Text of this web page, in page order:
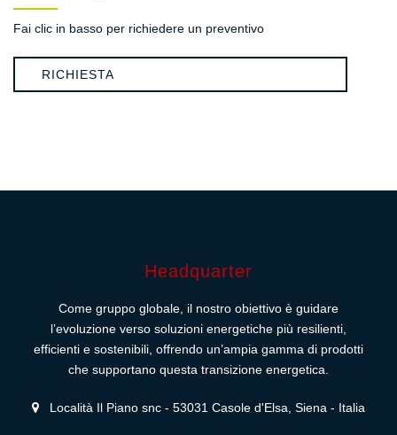
Fai clic in basso per richiedere un preventivo
RICHIESTA
Headquarter
Come gruppo globale, il nostro obiettivo è guidare
l’evoluzione verso soluzioni energetiche più resilienti,
efficienti e sostenibili, offrendo un’ampia gamma di prodotti
che supportano questa transizione energetica.
Località Il Piano snc - 53031 Casole d'Elsa, Siena - Italia